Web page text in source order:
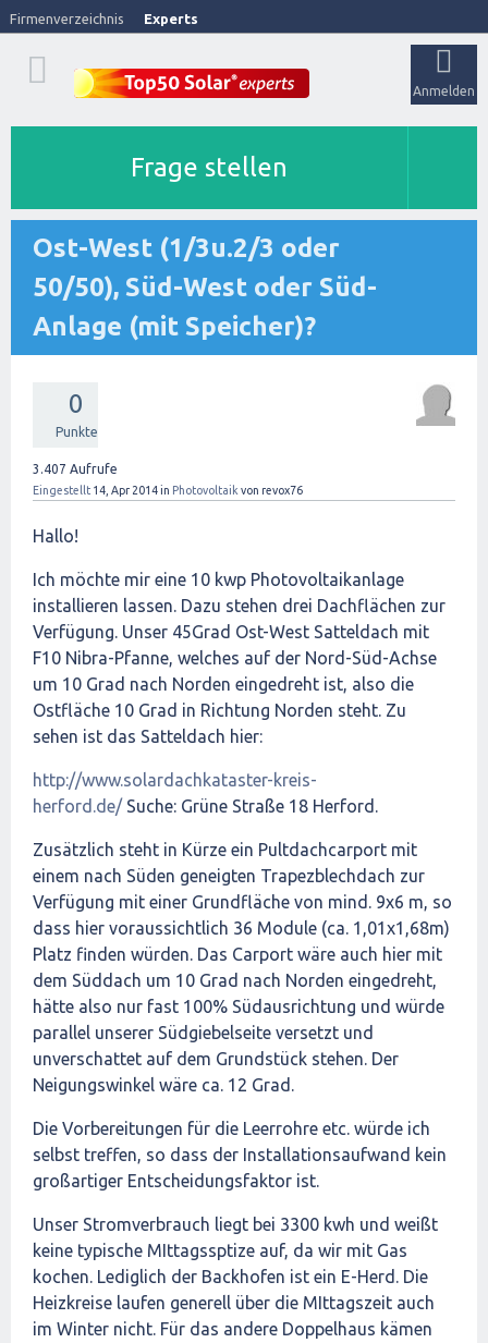
Firmenverzeichnis Experts
Anmelden
Frage stellen
Ost-West (1/3u.2/3 oder
50/50), Süd-West oder Süd-
Anlage (mit Speicher)?
0
Punkte
3.407 Aufrufe
Eingestellt 14, Apr 2014in Photovoltaik von revox76
Hallo!
Ich möchte mir eine 10 kwp Photovoltaikanlage
installieren lassen. Dazu stehen drei Dachflächen zur
Verfügung. Unser 45Grad Ost-West Satteldach mit
F10 Nibra-Pfanne, welches auf der Nord-Süd-Achse
um 10 Grad nach Norden eingedreht ist, also die
Ostfläche 10 Grad in Richtung Norden steht. Zu
sehen ist das Satteldach hier:
http://www.solardachkataster-kreis-
herford.de/Suche: Grüne Straße 18 Herford.
Zusätzlich steht in Kürze ein Pultdachcarport mit
einem nach Süden geneigten Trapezblechdach zur
Verfügung mit einer Grundfläche von mind. 9x6 m, so
dass hier voraussichtlich 36 Module (ca. 1,01x1,68m)
Platz finden würden. Das Carport wäre auch hier mit
dem Süddach um 10 Grad nach Norden eingedreht,
hätte also nur fast 100% Südausrichtung und würde
parallel unserer Südgiebelseite versetzt und
unverschattet auf dem Grundstück stehen. Der
Neigungswinkel wäre ca. 12 Grad.
Die Vorbereitungen für die Leerrohre etc. würde ich
selbst treffen, so dass der Installationsaufwand kein
großartiger Entscheidungsfaktor ist.
Unser Stromverbrauch liegt bei 3300 kwh und weißt
keine typische MIttagssptize auf, da wir mit Gas
kochen. Lediglich der Backhofen ist ein E-Herd. Die
Heizkreise laufen generell über die MIttagszeit auch
im Winter nicht. Für das andere Doppelhaus kämen